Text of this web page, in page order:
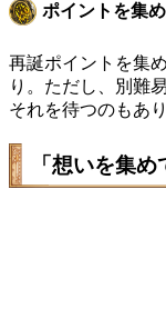
ポイントを集
再誕ポイントを集
り。ただし、別難
それを待つのもあ
「想いを集